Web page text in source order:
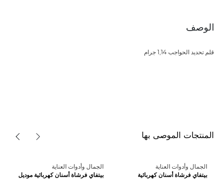
الوصف
قلم تحديد الحواجب 1,14 جرام
المنتجات الموصى بها
الجمال وأدوات العناية
بيتفاي فرشاة أسنان كهربائية
الجمال وأدوات العناية
بيتفاي فرشاة أسنان كهربائية موديل